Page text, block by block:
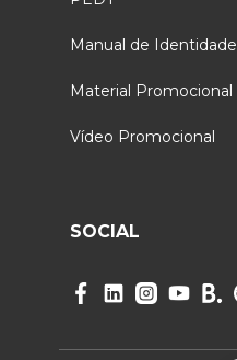
Manual de Identidade
Material Promocional
Vídeo Promocional
SOCIAL